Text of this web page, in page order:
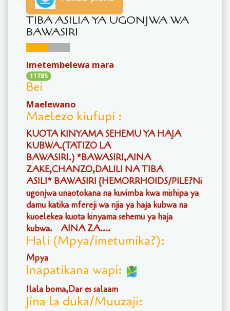
TIBA ASILIA YA UGONJWA WA
BAWASIRI
Imetembelewa mara
11785
Bei
Maelewano
Maelezo kiufupi :
KUOTA KINYAMA SEHEMU YA HAJA
KUBWA.(TATIZO LA
BAWASIRI.) *BAWASIRI,AINA
ZAKE,CHANZO,DALILI NA TIBA
ASILI* BAWASIRI {HEMORRHOIDS/PILE?Ni
ugonjwa unaotokana na kuvimba kwa mishipa ya
damu katika mfereji wa njia ya haja kubwa na
kuoelekea kuota kinyama sehemu ya haja
kubwa. AINA ZA....
Hali (Mpya/imetumika?):
Mpya
Inapatikana wapi:
Ilala boma,Dar es salaam
Jina la duka/Muuzaji: